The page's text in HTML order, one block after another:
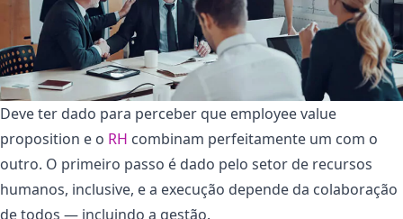
Deve ter dado para perceber que employee value
proposition e o RH combinam perfeitamente um com o
outro. O primeiro passo é dado pelo setor de recursos
humanos, inclusive, e a execução depende da colaboração
de todos — incluindo a gestão.